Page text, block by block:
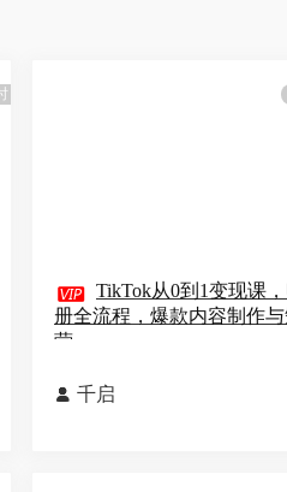
 TikTok从0到1变现课
册全流程，爆款内容制作
营
 千启